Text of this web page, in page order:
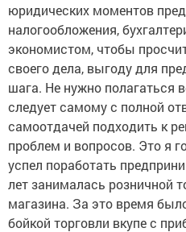
юридических моментов
налогообложения,
экономистом, чтобы
своего дела, выгоду для
шага. Не нужно полагаться
следует самому с полной
самоотдачей подходить к
проблем и вопросов. Это я
успел поработать
лет занималась розничной
магазина. За это время
бойкой торговли вкупе с